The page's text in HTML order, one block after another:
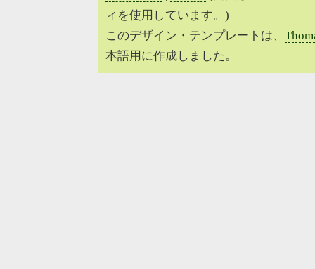
ィを使用しています。)
このデザイン・テンプレートは、
本語用に作成しました。